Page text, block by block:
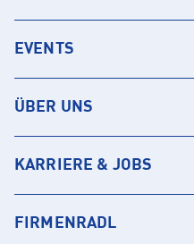
EVENTS
ÜBER UNS
KARRIERE & JOBS
FIRMENRADL